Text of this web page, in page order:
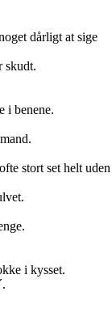
dårligt at sige
skudt.
i benene.
stort set helt uden
i kysset.